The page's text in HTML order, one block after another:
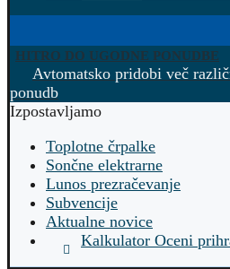
HITRO DO UGODNE PONUDBE
Avtomatsko pridobi več
ponudb
Izpostavljamo
Toplotne črpalke
Sončne elektrarne
Lunos prezračevanje
Subvencije
Aktualne novice
Kalkulator Oceni